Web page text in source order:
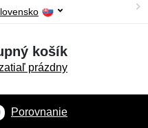
košík
prázdny
Porovnanie